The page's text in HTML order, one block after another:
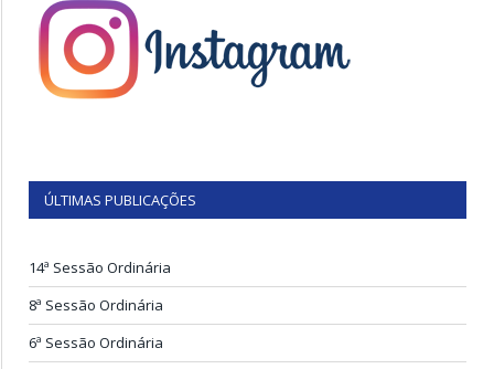
ÚLTIMAS PUBLICAÇÕES
14ª Sessão Ordinária
8ª Sessão Ordinária
6ª Sessão Ordinária